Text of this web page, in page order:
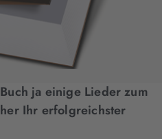
ja einige Lieder zum
Ihr erfolgreichster